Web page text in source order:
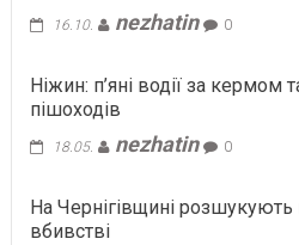
16.10. nezhatin 0
Ніжин: п’яні водії за кермом
пішоходів
18.05. nezhatin 0
На Чернігівщині
вбивстві